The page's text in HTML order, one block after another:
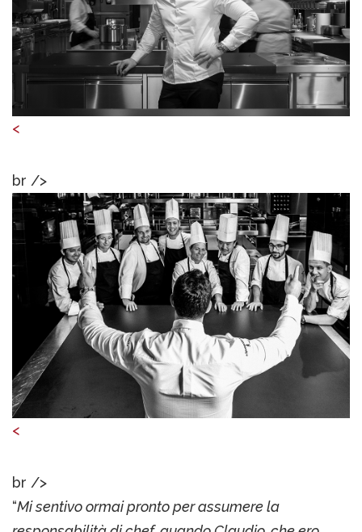
<
br />
<
br />
“Mi sentivo ormai pronto per assumere la